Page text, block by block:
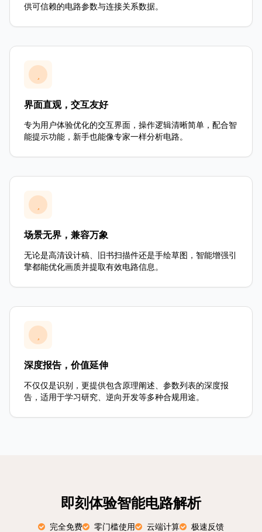
供可信赖的电路参数与连接关系数据。
界面直观，交互友好
专为用户体验优化的交互界面，操作逻辑清晰简单，配合智
能提示功能，新手也能像专家一样分析电路。
场景无界，兼容万象
无论是高清设计稿、旧书扫描件还是手绘草图，智能增强引
擎都能优化画质并提取有效电路信息。
深度报告，价值延伸
不仅仅是识别，更提供包含原理阐述、参数列表的深度报
告，适用于学习研究、逆向开发等多种合规用途。
即刻体验智能电路解析
完全免费 零门槛使用 云端计算 极速反馈